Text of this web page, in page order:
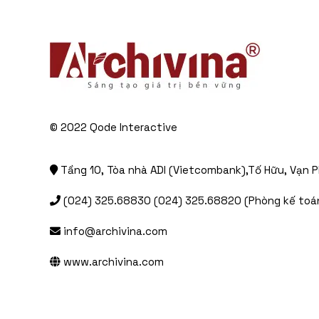
© 2022 Qode Interactive
Tầng 10, Tòa nhà ADI (Vietcombank),Tố Hữu, Vạn
(024) 325.68830 (024) 325.68820 (Phòng kế
info@archivina.com
www.archivina.com